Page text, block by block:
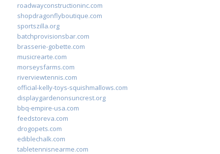
roadwayconstructioninc.com
shopdragonflyboutique.com
sportszilla.org
batchprovisionsbar.com
brasserie-gobette.com
musicrearte.com
morseysfarms.com
riverviewtennis.com
official-kelly-toys-squishmallows.com
displaygardenonsuncrest.org
bbq-empire-usa.com
feedstoreva.com
drogopets.com
ediblechalk.com
tabletennisnearme.com